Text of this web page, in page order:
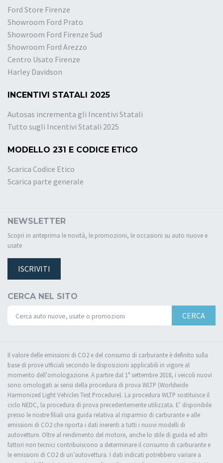
Ford Store Firenze
Showroom Ford Prato
Showroom Ford Firenze Sud
Showroom Ford Arezzo
Centro Usato Firenze
Harley Davidson
INCENTIVI STATALI 2025
Autosas incrementa gli Incentivi Statali
Tutto sugli Incentivi Statali 2025
MODELLO 231 E CODICE ETICO
Scarica Codice Etico
Scarica parte generale
NEWSLETTER
Scopri in anteprima le novità, le promozioni, le occasioni su auto nuove e
usate
ISCRIVITI
CERCA NEL SITO
CERCA
Il valore delle emissioni di CO2 e del consumo di carburante è definito sulla
base di prove ufficiali secondo le disposizioni applicabili in vigore al
momento dell'omologazione. A partire dal 1° settembre 2018, i veicoli nuovi
sono omologati ai sensi della procedura di prova WLTP (Worldwide
Harmonized Light Vehicles Test Procedure). La procedura WLTP sostituisce il
ciclo NEDC, la procedura di prova precedentemente utilizzata. E’ disponibile
presso le nostre filiali una guida relativa al risparmio di carburante e alle
emissioni di CO2 che riporta i dati inerenti a tutti i nuovi modelli di
autovetture. Oltre al rendimento del motore, anche lo stile di guida ed altri
fattori non tecnici contribuiscono a determinare il consumo di carburante e
le emissioni di CO2 di un’autovettura. I dati indicati potrebbero variare a